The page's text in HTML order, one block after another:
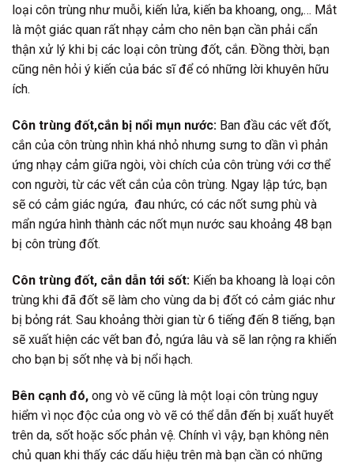
loại côn trùng như muỗi, kiến lửa, kiến ba khoang, ong,… Mắt
là một giác quan rất nhạy cảm cho nên bạn cần phải cẩn
thận xử lý khi bị các loại côn trùng đốt, cắn. Đồng thời, bạn
cũng nên hỏi ý kiến của bác sĩ để có những lời khuyên hữu
ích.
Côn trùng đốt,cắn bị nổi mụn nước: Ban đầu các vết đốt,
cắn của côn trùng nhìn khá nhỏ nhưng sưng to dần vì phản
ứng nhạy cảm giữa ngòi, vòi chích của côn trùng với cơ thể
con người, từ các vết cắn của côn trùng. Ngay lập tức, bạn
sẽ có cảm giác ngứa, đau nhức, có các nốt sưng phù và
mẩn ngứa hình thành các nốt mụn nước sau khoảng 48 bạn
bị côn trùng đốt.
Côn trùng đốt, cắn dẫn tới sốt: Kiến ba khoang là loại côn
trùng khi đã đốt sẽ làm cho vùng da bị đốt có cảm giác như
bị bỏng rát. Sau khoảng thời gian từ 6 tiếng đến 8 tiếng, bạn
sẽ xuất hiện các vết ban đỏ, ngứa lâu và sẽ lan rộng ra khiến
cho bạn bị sốt nhẹ và bị nổi hạch.
Bên cạnh đó, ong vò vẽ cũng là một loại côn trùng nguy
hiểm vì nọc độc của ong vò vẽ có thể dẫn đến bị xuất huyết
trên da, sốt hoặc sốc phản vệ. Chính vì vậy, bạn không nên
chủ quan khi thấy các dấu hiệu trên mà bạn cần có những